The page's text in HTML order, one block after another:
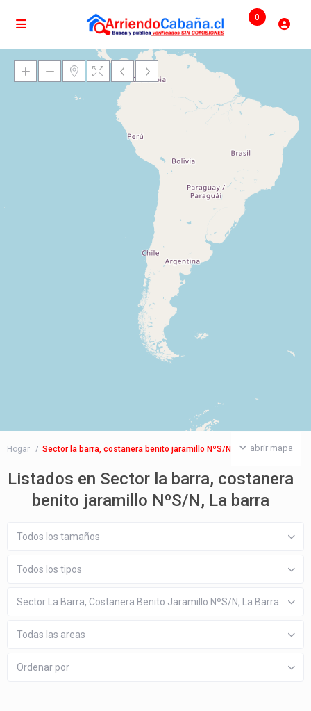
0
Cargando mapas
abrir mapa
Hogar Sector la barra, costanera benito jaramillo NºS/N, La barra
Listados en Sector la barra, costanera
benito jaramillo NºS/N, La barra
Todos los tamaños
Todos los tipos
Sector La Barra, Costanera Benito Jaramillo NºS/N, La Barra
Todas las areas
Ordenar por